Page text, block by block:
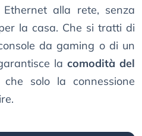
alla rete, senza
la casa. Che si tratti di
da gaming o di un
la comodità del
solo la connessione